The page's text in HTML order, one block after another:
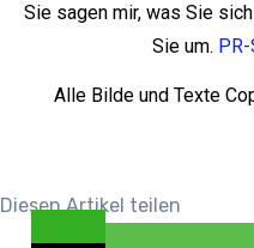
Sie sagen mir, was Sie
Sie um.
Alle Bilde und Texte
Diesen Artikel teilen